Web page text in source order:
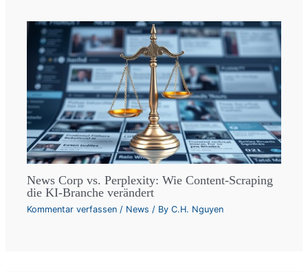
News Corp vs. Perplexity: Wie Content-Scraping
die KI-Branche verändert
Kommentar verfassen / News / ByC.H. Nguyen